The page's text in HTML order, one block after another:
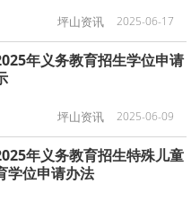
坪山资讯 2025-06-17
年义务教育招生学位申请
坪山资讯 2025-06-09
年义务教育招生特殊儿童
学位申请办法